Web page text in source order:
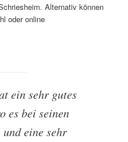
Alternativ können
oder online
ein sehr gutes
es bei seinen
eine sehr